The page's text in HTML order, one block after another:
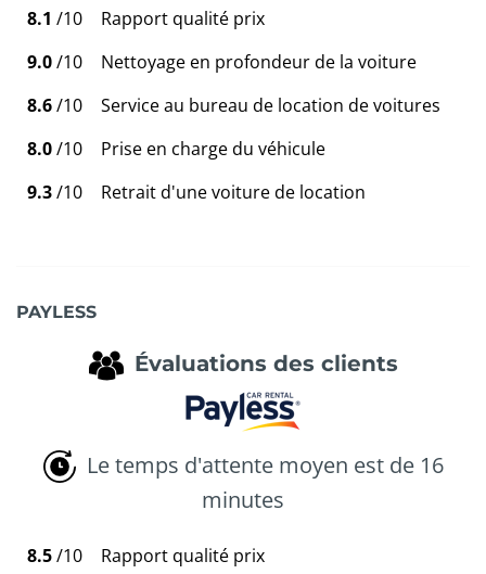
8.1 /10
Rapport qualité prix
9.0/10
Nettoyage en profondeur de la voiture
8.6/10
Service au bureau de location de voitures
8.0/10
Prise en charge du véhicule
9.3/10 Retrait d'une voiture de location
PAYLESS
Évaluations des clients
Le temps d'attente moyen est de 16
minutes
8.5/10
Rapport qualité prix